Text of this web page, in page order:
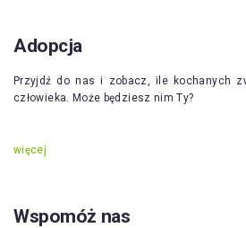
Adopcja
Przyjdź do nas i zobacz, ile kochanych
człowieka. Może będziesz nim Ty?
więcej
Wspomóż nas